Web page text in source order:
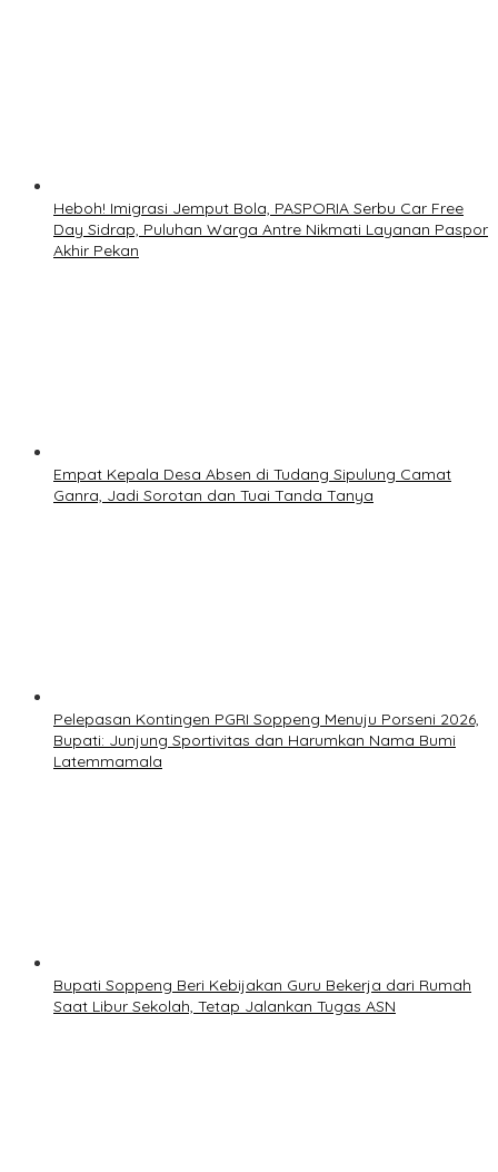
Heboh! Imigrasi Jemput Bola, PASPORIA Serbu Car Free
Day Sidrap, Puluhan Warga Antre Nikmati Layanan Paspor
Akhir Pekan
Empat Kepala Desa Absen di Tudang Sipulung Camat
Ganra, Jadi Sorotan dan Tuai Tanda Tanya
Pelepasan Kontingen PGRI Soppeng Menuju Porseni 2026,
Bupati: Junjung Sportivitas dan Harumkan Nama Bumi
Latemmamala
Bupati Soppeng Beri Kebijakan Guru Bekerja dari Rumah
Saat Libur Sekolah, Tetap Jalankan Tugas ASN